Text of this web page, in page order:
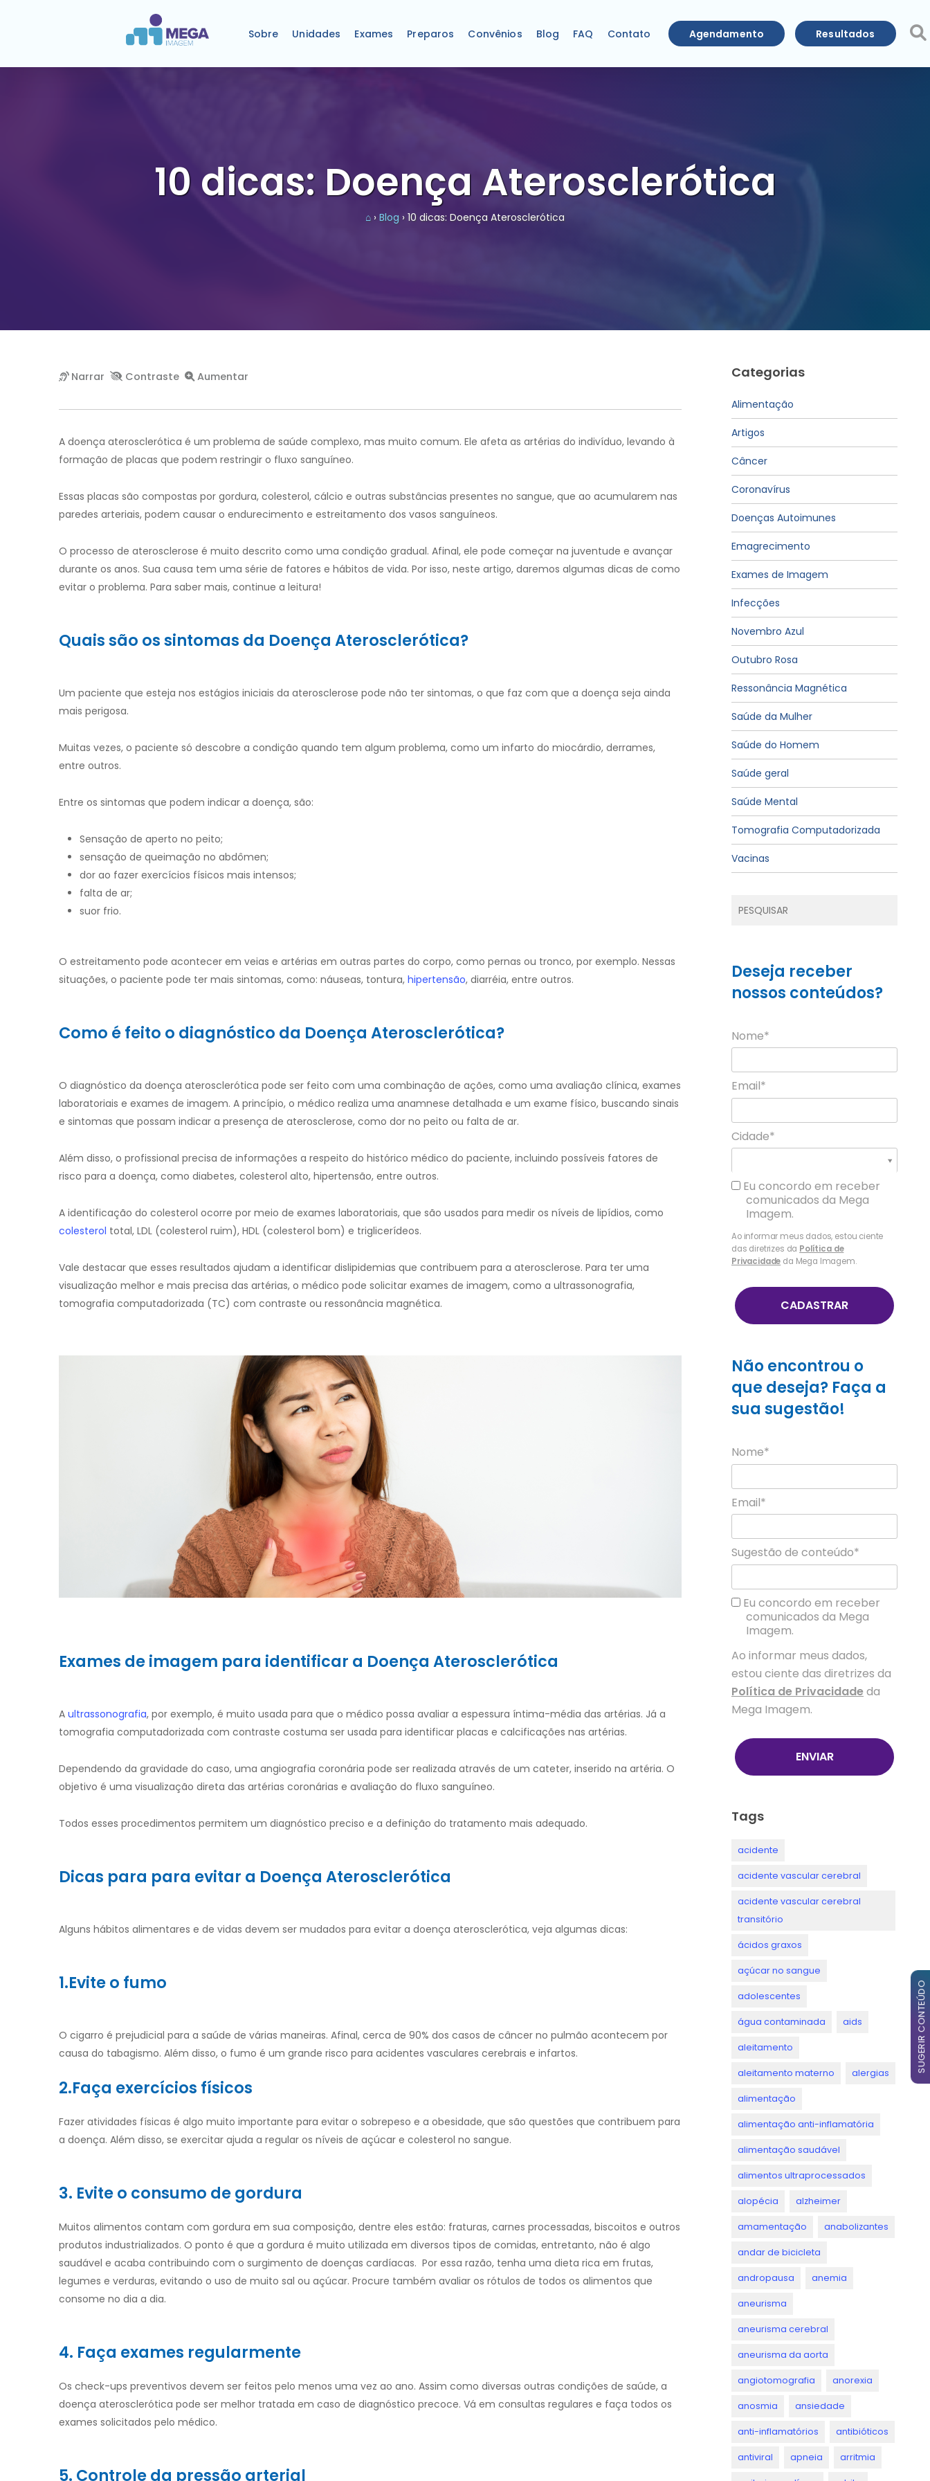
Sobre Unidades Exames Preparos Convênios Blog FAQ Contato Agendamento Resultados
10 dicas: Doença Aterosclerótica
⌂ › Blog › 10 dicas: Doença Aterosclerótica
A doença aterosclerótica é um problema de saúde complexo, mas muito comum. Ele afeta as artérias do indivíduo, levando à
formação de placas que podem restringir o fluxo sanguíneo.
Essas placas são compostas por gordura, colesterol, cálcio e outras substâncias presentes no sangue, que ao acumularem nas
paredes arteriais, podem causar o endurecimento e estreitamento dos vasos sanguíneos.
O processo de aterosclerose é muito descrito como uma condição gradual. Afinal, ele pode começar na juventude e avançar
durante os anos. Sua causa tem uma série de fatores e hábitos de vida. Por isso, neste artigo, daremos algumas dicas de como
evitar o problema. Para saber mais, continue a leitura!
Quais são os sintomas da Doença Aterosclerótica?
Um paciente que esteja nos estágios iniciais da aterosclerose pode não ter sintomas, o que faz com que a doença seja ainda
mais perigosa.
Muitas vezes, o paciente só descobre a condição quando tem algum problema, como um infarto do miocárdio, derrames,
entre outros.
Entre os sintomas que podem indicar a doença, são:
Sensação de aperto no peito;
sensação de queimação no abdômen;
dor ao fazer exercícios físicos mais intensos;
falta de ar;
suor frio.
O estreitamento pode acontecer em veias e artérias em outras partes do corpo, como pernas ou tronco, por exemplo. Nessas
situações, o paciente pode ter mais sintomas, como: náuseas, tontura, hipertensão, diarréia, entre outros.
Como é feito o diagnóstico da Doença Aterosclerótica?
O diagnóstico da doença aterosclerótica pode ser feito com uma combinação de ações, como uma avaliação clínica, exames
laboratoriais e exames de imagem. A princípio, o médico realiza uma anamnese detalhada e um exame físico, buscando sinais
e sintomas que possam indicar a presença de aterosclerose, como dor no peito ou falta de ar.
Além disso, o profissional precisa de informações a respeito do histórico médico do paciente, incluindo possíveis fatores de
risco para a doença, como diabetes, colesterol alto, hipertensão, entre outros.
A identificação do colesterol ocorre por meio de exames laboratoriais, que são usados para medir os níveis de lipídios, como
colesterol total, LDL (colesterol ruim), HDL (colesterol bom) e triglicerídeos.
Vale destacar que esses resultados ajudam a identificar dislipidemias que contribuem para a aterosclerose. Para ter uma
visualização melhor e mais precisa das artérias, o médico pode solicitar exames de imagem, como a ultrassonografia,
tomografia computadorizada (TC) com contraste ou ressonância magnética.
Exames de imagem para identificar a Doença Aterosclerótica
A ultrassonografia, por exemplo, é muito usada para que o médico possa avaliar a espessura íntima-média das artérias. Já a
tomografia computadorizada com contraste costuma ser usada para identificar placas e calcificações nas artérias.
Dependendo da gravidade do caso, uma angiografia coronária pode ser realizada através de um cateter, inserido na artéria. O
objetivo é uma visualização direta das artérias coronárias e avaliação do fluxo sanguíneo.
Todos esses procedimentos permitem um diagnóstico preciso e a definição do tratamento mais adequado.
Dicas para para evitar a Doença Aterosclerótica
Alguns hábitos alimentares e de vidas devem ser mudados para evitar a doença aterosclerótica, veja algumas dicas:
1.Evite o fumo
O cigarro é prejudicial para a saúde de várias maneiras. Afinal, cerca de 90% dos casos de câncer no pulmão acontecem por
causa do tabagismo. Além disso, o fumo é um grande risco para acidentes vasculares cerebrais e infartos.
2.Faça exercícios físicos
Fazer atividades físicas é algo muito importante para evitar o sobrepeso e a obesidade, que são questões que contribuem para
a doença. Além disso, se exercitar ajuda a regular os níveis de açúcar e colesterol no sangue.
3. Evite o consumo de gordura
Muitos alimentos contam com gordura em sua composição, dentre eles estão: fraturas, carnes processadas, biscoitos e outros
produtos industrializados. O ponto é que a gordura é muito utilizada em diversos tipos de comidas, entretanto, não é algo
saudável e acaba contribuindo com o surgimento de doenças cardíacas. Por essa razão, tenha uma dieta rica em frutas,
legumes e verduras, evitando o uso de muito sal ou açúcar. Procure também avaliar os rótulos de todos os alimentos que
consome no dia a dia.
4. Faça exames regularmente
Os check-ups preventivos devem ser feitos pelo menos uma vez ao ano. Assim como diversas outras condições de saúde, a
doença aterosclerótica pode ser melhor tratada em caso de diagnóstico precoce. Vá em consultas regulares e faça todos os
exames solicitados pelo médico.
5. Controle da pressão arterial
Categorias
Alimentação
Artigos
Câncer
Coronavírus
Doenças Autoimunes
Emagrecimento
Exames de Imagem
Infecções
Novembro Azul
Outubro Rosa
Ressonância Magnética
Saúde da Mulher
Saúde do Homem
Saúde geral
Saúde Mental
Tomografia Computadorizada
Vacinas
Deseja receber
nossos conteúdos?
Nome*
Email*
Cidade*
Eu concordo em receber
comunicados da Mega
Imagem.
Ao informar meus dados, estou ciente
das diretrizes da Política de
Privacidade da Mega Imagem.
CADASTRAR
Não encontrou o
que deseja? Faça a
sua sugestão!
Nome*
Email*
Sugestão de conteúdo*
Eu concordo em receber
comunicados da Mega
Imagem.
Ao informar meus dados,
estou ciente das diretrizes da
Política de Privacidadeda
Mega Imagem.
ENVIAR
Tags
acidente
acidente vascular cerebral
acidente vascular cerebral
transitório
ácidos graxos
açúcar no sangue
adolescentes
água contaminada aids
aleitamento
aleitamento materno alergias
alimentação
alimentação anti-inflamatória
alimentação saudável
alimentos ultraprocessados
alopécia alzheimer
amamentação anabolizantes
andar de bicicleta
andropausa anemia
aneurisma
aneurisma cerebral
aneurisma da aorta
angiotomografia anorexia
anosmia ansiedade
anti-inflamatórios antibióticos
antiviral apneia arritmia
SUGERIR CONTEÚDO